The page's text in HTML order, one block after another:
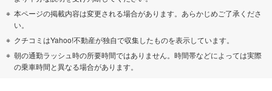
本ページの掲載内容は変更される場合があります。あらかじめご了承くださ
い。
クチコミはYahoo!不動産が独自で収集したものを表示しています。
朝の通勤ラッシュ時の所要時間ではありません。時間帯などによっては実際
の乗車時間と異なる場合があります。